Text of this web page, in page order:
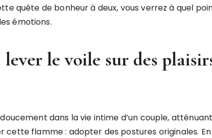
quête de bonheur à deux, vous verrez à quel
émotions.
lever le voile sur des
dans la vie intime d’un couple,
flamme : adopter des postures originales.